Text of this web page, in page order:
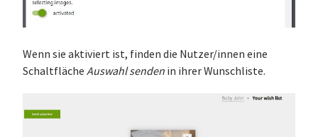
Wenn sie aktiviert ist, finden die Nutzer/innen eine
Schaltfläche Auswahl senden in ihrer Wunschliste.